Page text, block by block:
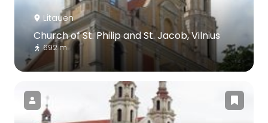
Litauen
Church of St. Philip and St. Jacob, Vilnius
692 m